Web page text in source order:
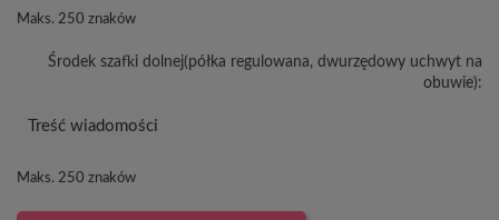
Maks. 250 znaków
Środek szafki dolnej(półka regulowana, dwurzędowy uchwyt na
obuwie):
Maks. 250 znaków